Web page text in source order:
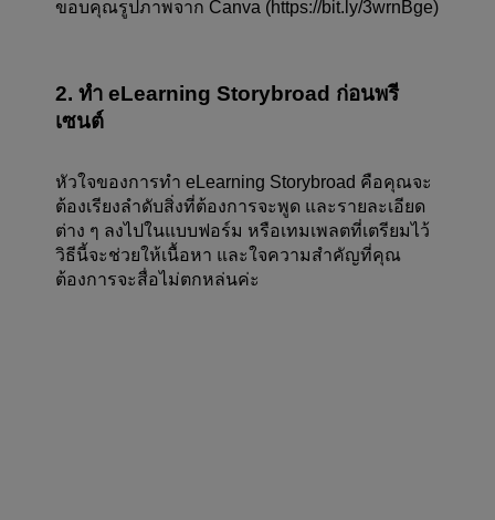
ขอบคุณรูปภาพจาก Canva (https://bit.ly/3wrnBge)
2. ทำ eLearning Storybroad ก่อนพรี
เซนต์
หัวใจของการทำ eLearning Storybroad คือคุณจะ
ต้องเรียงลำดับสิ่งที่ต้องการจะพูด และรายละเอียด
ต่าง ๆ ลงไปในแบบฟอร์ม หรือเทมเพลตที่เตรียมไว้
วิธีนี้จะช่วยให้เนื้อหา และใจความสำคัญที่คุณ
ต้องการจะสื่อไม่ตกหล่นค่ะ